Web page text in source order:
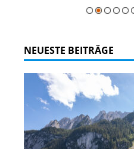
NEUESTE BEITRÄGE